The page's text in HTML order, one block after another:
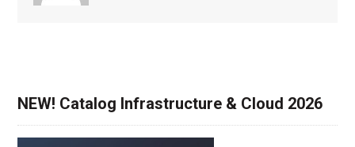
NEW! Catalog Infrastructure & Cloud 2026